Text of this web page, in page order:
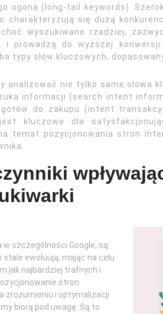
ogona (long-tail keywords).
charakteryzują się dużą
wyszukiwane rzadziej,
i prowadzą do wyższej
typy słów kluczowych,
analizować nie tylko same słowa
informacji (search intent
do zakupu (intent
kluczowe dla
temat pozycjonowania stron
szczególności Google, są
ewoluują, mając na celu
jak najbardziej trafnych i
stron
zrozumieniu i optymalizacji
biorą pod uwagę. Są to